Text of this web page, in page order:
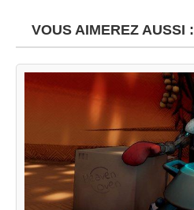
VOUS AIMEREZ AUSSI :